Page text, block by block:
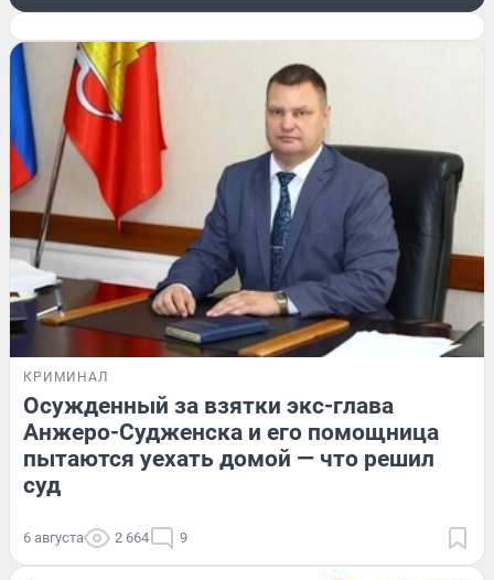
КРИМИНАЛ
Осужденный за взятки экс-глава
Анжеро-Судженска и его помощница
пытаются уехать домой — что решил
суд
6 августа 2 664 9